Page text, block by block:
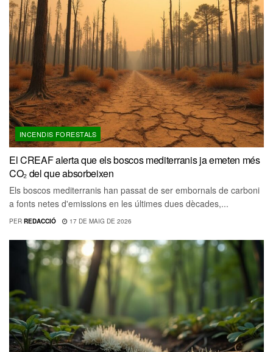
INCENDIS FORESTALS
El CREAF alerta que els boscos mediterranis ja emeten més
CO₂ del que absorbeixen
Els boscos mediterranis han passat de ser embornals de carboni
a fonts netes d'emissions en les últimes dues dècades,...
PER REDACCIÓ 17 DE MAIG DE 2026